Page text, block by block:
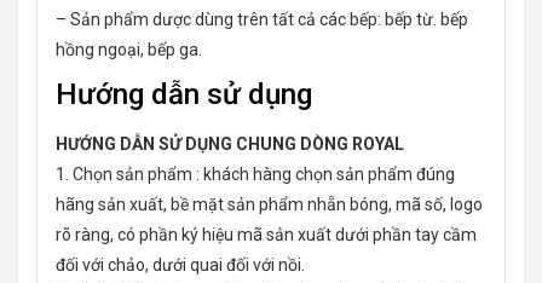
– Sản phẩm dược dùng trên tất cả các bếp: bếp từ. bếp
hồng ngoại, bếp ga.
Hướng dẫn sử dụng
HƯỚNG DẪN SỬ DỤNG CHUNG DÒNG ROYAL
1. Chọn sản phẩm : khách hàng chọn sản phẩm đúng
hãng sản xuất, bề mặt sản phẩm nhẵn bóng, mã số, logo
rõ ràng, có phần ký hiệu mã sản xuất dưới phần tay cầm
đối với chảo, dưới quai đối với nồi.